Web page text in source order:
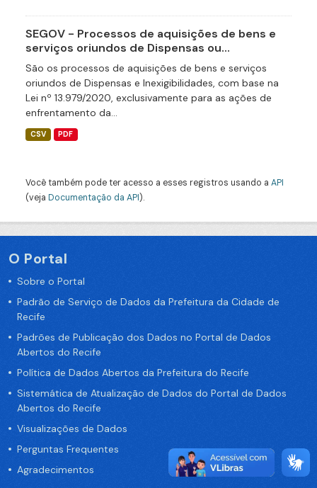
SEGOV - Processos de aquisições de bens e
serviços oriundos de Dispensas ou...
São os processos de aquisições de bens e serviços
oriundos de Dispensas e Inexigibilidades, com base na
Lei nº 13.979/2020, exclusivamente para as ações de
enfrentamento da...
CSV PDF
Você também pode ter acesso a esses registros usando a API
(veja Documentação da API).
O Portal
Sobre o Portal
Padrão de Serviço de Dados da Prefeitura da Cidade de
Recife
Padrões de Publicação dos Dados no Portal de Dados
Abertos do Recife
Política de Dados Abertos da Prefeitura do Recife
Sistemática de Atualização de Dados do Portal de Dados
Abertos do Recife
Visualizações de Dados
Perguntas Frequentes
Agradecimentos